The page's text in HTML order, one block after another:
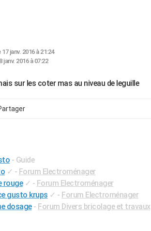
janv. 2016 à 21:24
janv. 2016 à 07:22
sur les coter mas au niveau de leguille
- Guide
✓ - Forum Electroménager
rouge ✓ - Forum Electroménager
gusto krups ✓ - Forum Electroménager
dosage - Forum Divers bricolage et travaux